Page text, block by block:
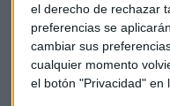
el derecho de rechazar
preferencias se
cambiar sus
cualquier momento
el botón "Privacidad" en
Explica González Moya
han visto apoyadas con
con las energías
proponen y tras la